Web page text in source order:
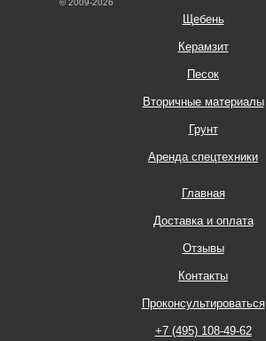
Щебень
Керамзит
Песок
Вторичные материалы
Грунт
Аренда спецтехники
Главная
Доставка и оплата
Отзывы
Контакты
Проконсультироваться